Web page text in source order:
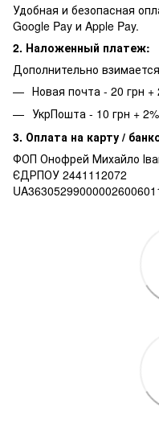
Удобная и безопасная
Google Pay и Apple Pay.
2. Наложенный платеж:
Дополнительно
Новая почта - 20 грн
УкрПошта - 10 грн +
3. Оплата на карту /
ФОП Онофрей Михайло
ЄДРПОУ 2441112072